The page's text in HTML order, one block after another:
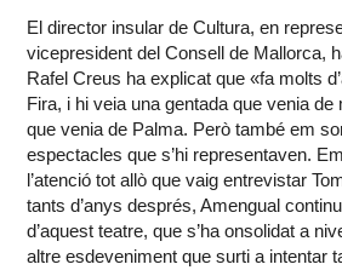
El director insular de Cultura, en
vicepresident del Consell de Mallorca,
Rafel Creus ha explicat que «fa molts
Fira, i hi veia una gentada que venia
que venia de Palma. Però també em
espectacles que s’hi representaven.
l’atenció tot allò que vaig entrevistar
tants d’anys després, Amengual
d’aquest teatre, que s’ha onsolidat a
altre esdeveniment que surti a intentar